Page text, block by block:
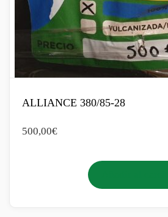
ALLIANCE 380/85-28
500,00€